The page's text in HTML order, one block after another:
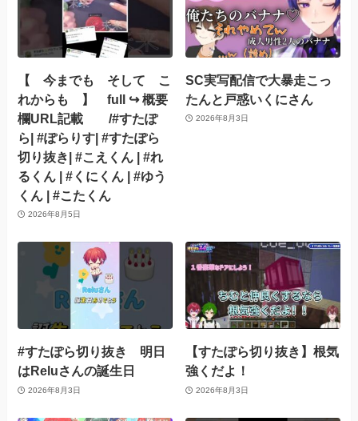
【 今までも そして こ
れからも 】 full ↪︎ 概要
欄URL記載 /#すたぽ
ら| #ぽらりす| #すたぽら
切り抜き| #こえくん | #れ
るくん | #くにくん | #ゆう
くん | #こたくん
2026年8月5日
SC実写配信で大暴走こっ
たんと戸惑いくにさん
2026年8月3日
#すたぽら切り抜き 明日
はReluさんの誕生日
2026年8月3日
【すたぽら切り抜き】根気
強くだよ！
2026年8月3日